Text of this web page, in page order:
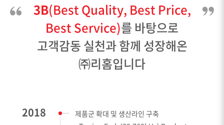
3B(Best Quality, Best Price,
Best Service)를 바탕으로
고객감동 실천과 함께 성장해온
㈜리홈입니다
2018
제품군 확대 및 생산라인 구축